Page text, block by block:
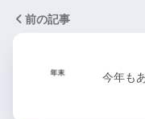
前の記事
今年も